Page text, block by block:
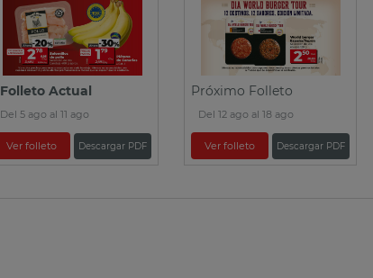
Folleto Actual
Del 5 ago al 11 ago
Ver folleto Descargar PDF
Próximo Folleto
Del 12 ago al 18 ago
Ver folleto Descargar PDF